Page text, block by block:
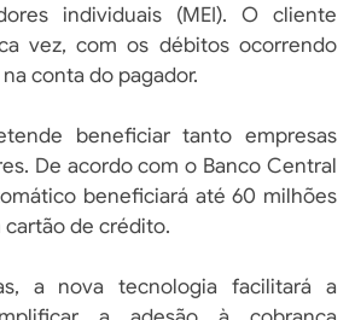
individuais (MEI). O cliente
vez, com os débitos ocorrendo
conta do pagador.
beneficiar tanto empresas
De acordo com o Banco Central
beneficiará até 60 milhões
de crédito.
a nova tecnologia facilitará a